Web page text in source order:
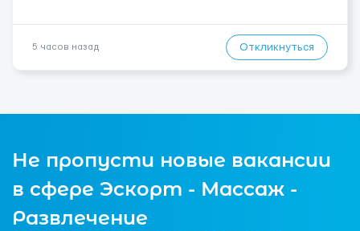
5 часов назад Откликнуться
Не пропусти новые вакансии
в сфере Эскорт - Массаж -
Развлечение